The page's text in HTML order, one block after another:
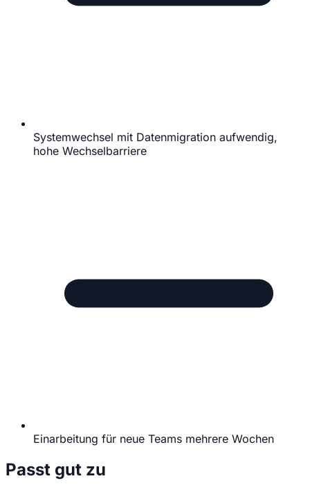
Systemwechsel mit Datenmigration aufwendig,
hohe Wechselbarriere
Einarbeitung für neue Teams mehrere Wochen
Passt gut zu